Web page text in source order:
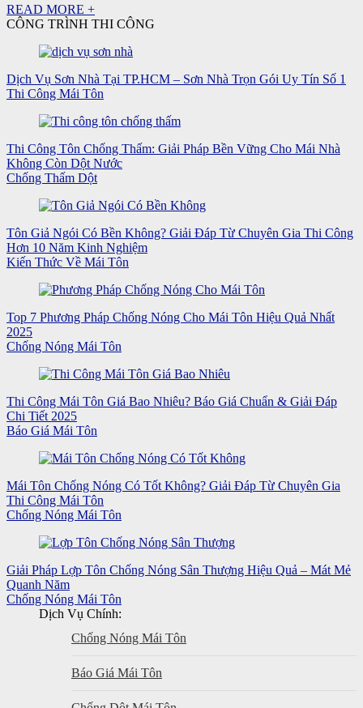
READ MORE +
CÔNG TRÌNH THI CÔNG
Dịch Vụ Sơn Nhà Tại TP.HCM – Sơn Nhà Trọn Gói Uy Tín Số 1
Thi Công Mái Tôn
Thi Công Tôn Chống Thấm: Giải Pháp Bền Vững Cho Mái Nhà
Không Còn Dột Nước
Chống Thấm Dột
Tôn Giả Ngói Có Bền Không? Giải Đáp Từ Chuyên Gia Thi Công
Hơn 10 Năm Kinh Nghiệm
Kiến Thức Về Mái Tôn
Top 7 Phương Pháp Chống Nóng Cho Mái Tôn Hiệu Quả Nhất
2025
Chống Nóng Mái Tôn
Thi Công Mái Tôn Giá Bao Nhiêu? Báo Giá Chuẩn & Giải Đáp
Chi Tiết 2025
Báo Giá Mái Tôn
Mái Tôn Chống Nóng Có Tốt Không? Giải Đáp Từ Chuyên Gia
Thi Công Mái Tôn
Chống Nóng Mái Tôn
Giải Pháp Lợp Tôn Chống Nóng Sân Thượng Hiệu Quả – Mát Mẻ
Quanh Năm
Chống Nóng Mái Tôn
Dịch Vụ Chính:
Chống Nóng Mái Tôn
Báo Giá Mái Tôn